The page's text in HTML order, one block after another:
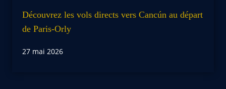
Découvrez les vols directs vers Cancún au départ
de Paris-Orly
27 mai 2026